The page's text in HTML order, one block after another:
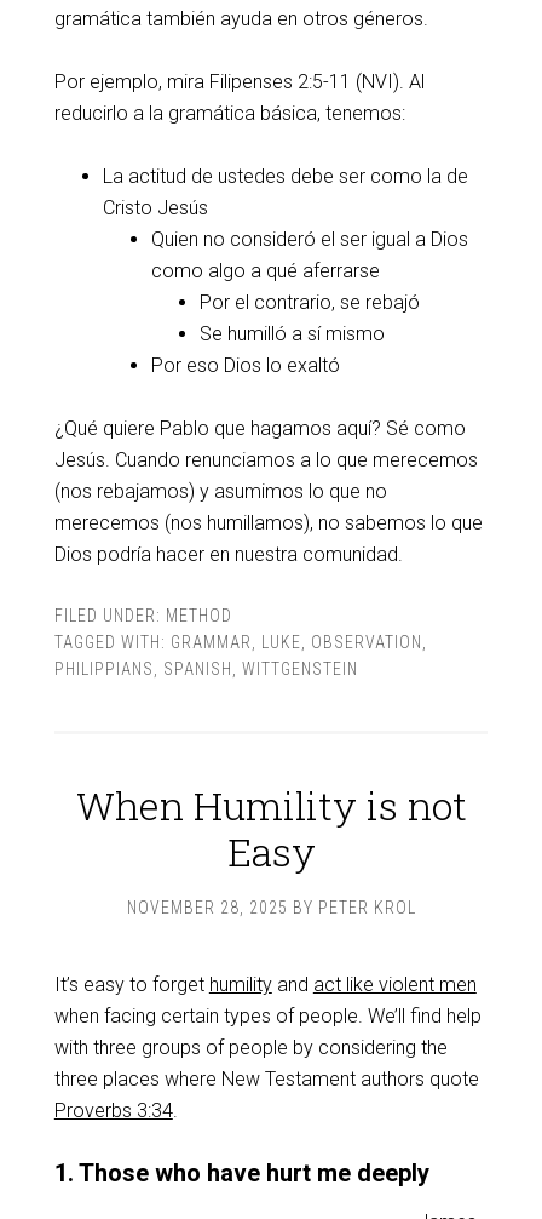
gramática también ayuda en otros géneros.
Por ejemplo, mira Filipenses 2:5-11 (NVI). Al
reducirlo a la gramática básica, tenemos:
La actitud de ustedes debe ser como la de
Cristo Jesús
Quien no consideró el ser igual a Dios
como algo a qué aferrarse
Por el contrario, se rebajó
Se humilló a sí mismo
Por eso Dios lo exaltó
¿Qué quiere Pablo que hagamos aquí? Sé como
Jesús. Cuando renunciamos a lo que merecemos
(nos rebajamos) y asumimos lo que no
merecemos (nos humillamos), no sabemos lo que
Dios podría hacer en nuestra comunidad.
FILED UNDER: METHOD
TAGGED WITH: GRAMMAR LUKE OBSERVATION
PHILIPPIANS
SPANISH WITTGENSTEIN
When Humility is not
Easy
NOVEMBER 28, 2025 BY PETER KROL
It’s easy to forget humilityand act like violent men
when facing certain types of people. We’ll find help
with three groups of people by considering the
three places where New Testament authors quote
Proverbs 3:34.
1. Those who have hurt me deeply